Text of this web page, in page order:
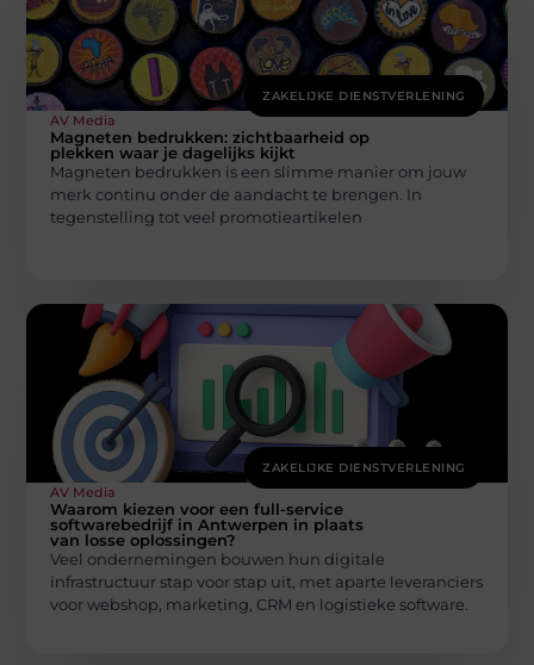
ZAKELIJKE DIENSTVERLENING
AV Media
Magneten bedrukken: zichtbaarheid op
plekken waar je dagelijks kijkt
Magneten bedrukken is een slimme manier om jouw
merk continu onder de aandacht te brengen. In
tegenstelling tot veel promotieartikelen
ZAKELIJKE DIENSTVERLENING
AV Media
Waarom kiezen voor een full-service
softwarebedrijf in Antwerpen in plaats
van losse oplossingen?
Veel ondernemingen bouwen hun digitale
infrastructuur stap voor stap uit, met aparte leveranciers
voor webshop, marketing, CRM en logistieke software.